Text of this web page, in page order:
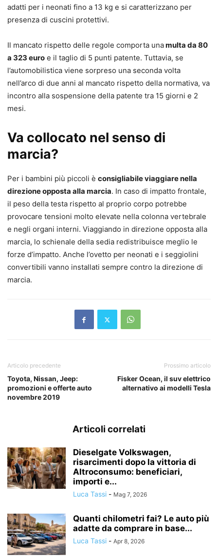
adatti per i neonati fino a 13 kg e si caratterizzano per
presenza di cuscini protettivi.
Il mancato rispetto delle regole comporta unamulta da 80
a 323 euro e il taglio di 5 punti patente. Tuttavia, se
l’automobilistica viene sorpreso una seconda volta
nell’arco di due anni al mancato rispetto della normativa, va
incontro alla sospensione della patente tra 15 giorni e 2
mesi.
Va collocato nel senso di
marcia?
Per i bambini più piccoli è consigliabile viaggiare nella
direzione opposta alla marcia. In caso di impatto frontale,
il peso della testa rispetto al proprio corpo potrebbe
provocare tensioni molto elevate nella colonna vertebrale
e negli organi interni. Viaggiando in direzione opposta alla
marcia, lo schienale della sedia redistribuisce meglio le
forze d’impatto. Anche l’ovetto per neonati e i seggiolini
convertibili vanno installati sempre contro la direzione di
marcia.
Articolo precedente
Toyota, Nissan, Jeep:
promozioni e offerte auto
novembre 2019
Prossimo articolo
Fisker Ocean, il suv elettrico
alternativo ai modelli Tesla
Articoli correlati
Dieselgate Volkswagen,
risarcimenti dopo la vittoria di
Altroconsumo: beneficiari,
importi e...
Luca Tassi - Mag 7, 2026
Quanti chilometri fai? Le auto più
adatte da comprare in base...
Luca Tassi - Apr 8, 2026